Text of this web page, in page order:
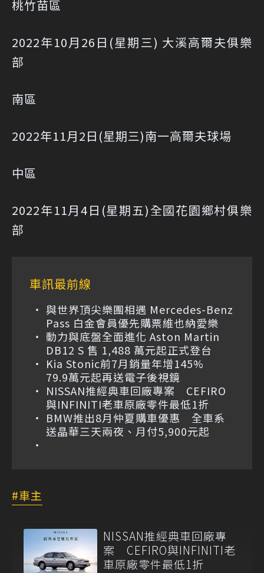
桃竹苗區
2022年10月26日(星期三) 大溪高爾夫俱樂
部
南區
2022年11月2日(星期三)南一高爾夫球場
中區
2022年11月4日(星期五)全國花園鄉村俱樂
部
車訊最前線
與世界頂尖樂團相遇 Mercedes-Benz
Pass 白金會員優先購票維也納愛樂
動力與底盤全面進化 Aston Martin
DB12 S 售 1,488 萬元起正式登台
Kia Stonic前7月銷量年增145%
79.9萬元起再送電子後視鏡
NISSAN推經典車回廠專案 CEFIRO
與INFINITI老車原廠零件最低1折
BMW推出8月仲夏購車優惠 全車系
送晶華三天兩夜、月付5,900元起
車主
NISSAN推經典車回廠專
案 CEFIRO與INFINITI老
車原廠零件最低1折